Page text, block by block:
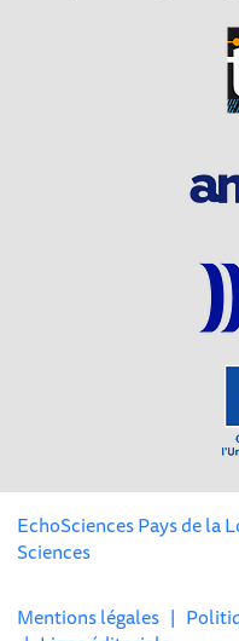
EchoSciences Pays de la
Sciences
Mentions légales |